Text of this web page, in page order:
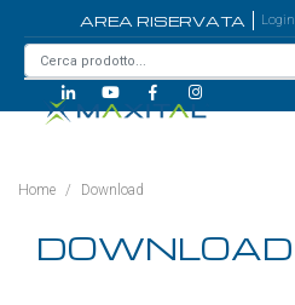
AREA RISERVATA Login
Home / Download
DOWNLOAD